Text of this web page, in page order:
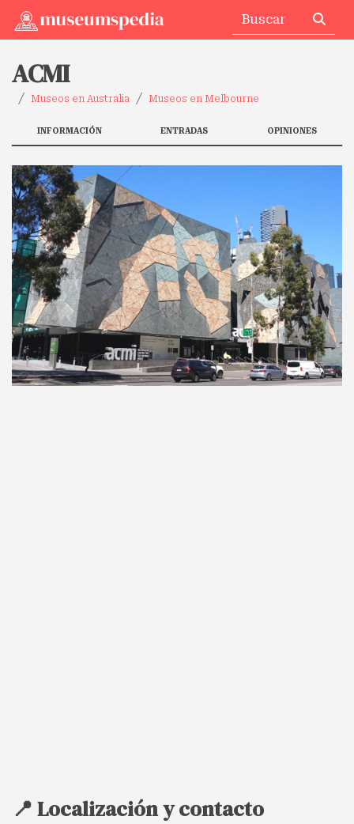
ACMI
Museos en Australia Museos en Melbourne
INFORMACIÓN ENTRADAS OPINIONES
📍 Localización y contacto